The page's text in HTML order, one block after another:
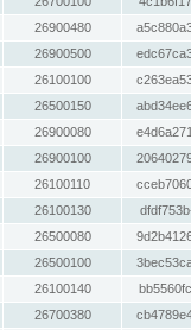
26900480
26900500
26100100
26500150
26900080
26900100
26100110
26100130
26500080
26500100
26100140
26700380